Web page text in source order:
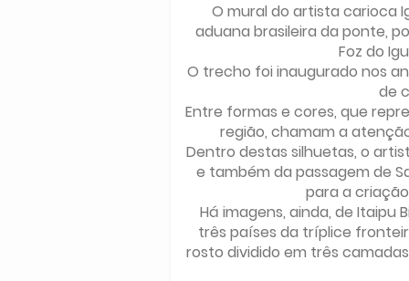
O mural do artista carioca
aduana brasileira da ponte,
Foz do
O trecho foi inaugurado nos
de
Entre formas e cores, que
região, chamam a
Dentro destas silhuetas, o
e também da passagem de
para a
Há imagens, ainda, de Itaipu
três países da tríplice
rosto dividido em três